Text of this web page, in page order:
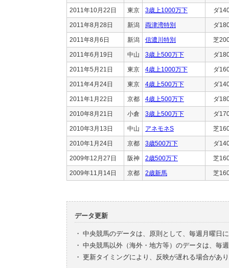
2011年10月22日 東京 3歳上1000万下 ダ
2011年8月28日 新潟 両津湾特別 ダ
2011年8月6日 新潟 信濃川特別 芝
2011年6月19日 中山 3歳上500万下 ダ
2011年5月21日 東京 4歳上1000万下 ダ
2011年4月24日 東京 4歳上500万下 ダ
2011年1月22日 京都 4歳上500万下 ダ
2010年8月21日 小倉 3歳上500万下 ダ
2010年3月13日 中山 アネモネS 芝
2010年1月24日 京都 3歳500万下 ダ
2009年12月27日 阪神 2歳500万下 芝
2009年11月14日 京都 2歳新馬 芝
データ更新
・ 中央競馬のデータは、原則として、毎週月曜日
・ 中央競馬以外（海外・地方等）のデータは、毎
・ 更新タイミングにより、反映が遅れる場合があ